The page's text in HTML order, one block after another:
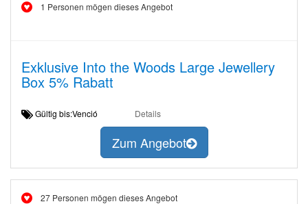
1 Personen mögen dieses Angebot
Exklusive Into the Woods Large Jewellery
Box 5% Rabatt
Gültig bis:Venció Details
Zum Angebot
27 Personen mögen dieses Angebot